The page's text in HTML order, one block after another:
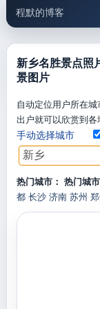
程默的博客
邮件工具
新乡名胜景点照
景图片
自动定位用户所在
出户就可以欣赏到各
手动选择城市
热门城市： 热门城市
都 长沙 济南 苏州 郑